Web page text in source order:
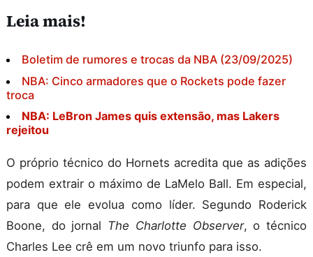
Leia mais!
Boletim de rumores e trocas da NBA (23/09/2025)
NBA: Cinco armadores que o Rockets pode fazer
troca
NBA: LeBron James quis extensão, mas Lakers
rejeitou
O próprio técnico do Hornets acredita que as adições
podem extrair o máximo de LaMelo Ball. Em especial,
para que ele evolua como líder. Segundo Roderick
Boone, do jornal The Charlotte Observer, o técnico
Charles Lee crê em um novo triunfo para isso.